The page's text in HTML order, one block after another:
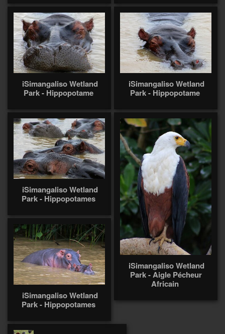
iSimangaliso Wetland
Park - Hippopotame
iSimangaliso Wetland
Park - Hippopotame
iSimangaliso Wetland
Park - Hippopotames
iSimangaliso Wetland
Park - Aigle Pécheur
Africain
iSimangaliso Wetland
Park - Hippopotames